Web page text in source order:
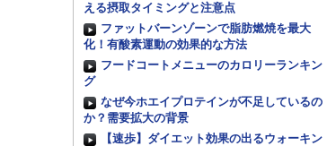
える摂取タイミングと注意点
ファットバーンゾーンで脂肪燃焼を最大
化！有酸素運動の効果的な方法
フードコートメニューのカロリーランキン
グ
なぜ今ホエイプロテインが不足しているの
か？需要拡大の背景
【速歩】ダイエット効果の出るウォーキン